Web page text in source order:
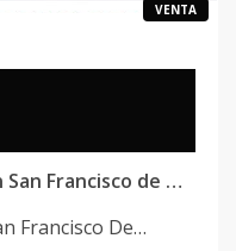
VENTA
Ventas de apartamentos en San Francisco de Macorís
Francisco De